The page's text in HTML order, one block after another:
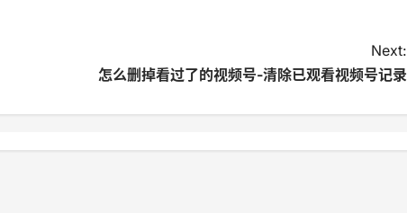
Next:
怎么删掉看过了的视频号-清除已观看视频号记录